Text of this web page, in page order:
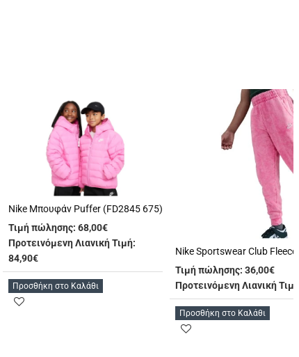
Nike Μπουφάν Puffer (FD2845 675)
Τιμή πώλησης: 68,00€
Προτεινόμενη Λιανική Τιμή:
84,90€
Προσθήκη στο Καλάθι
Τιμή πώλησης: 36,00€
Προτεινόμενη Λιανική
Προσθήκη στο Καλάθι